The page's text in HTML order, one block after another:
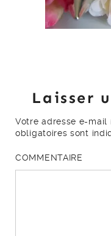
Laisser
Votre adresse e-mail
obligatoires sont
COMMENTAIRE